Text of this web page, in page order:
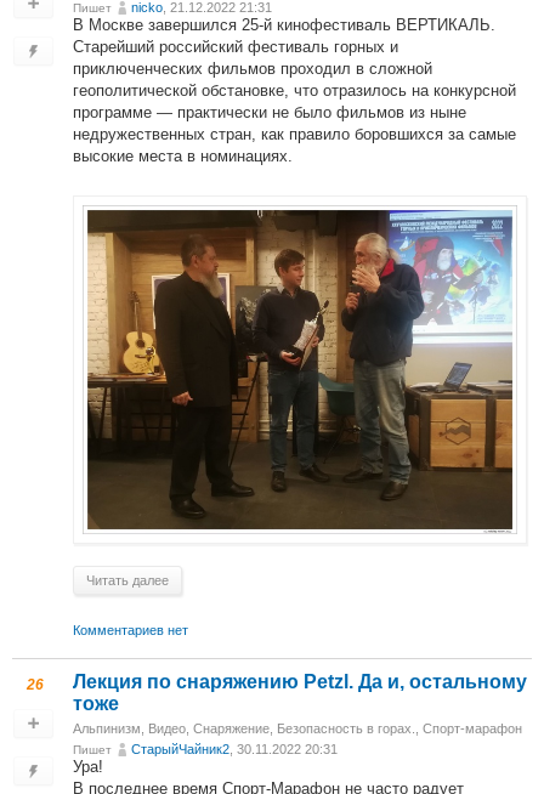
Пишет nicko , 21.12.2022 21:31
В Москве завершился 25-й кинофестиваль ВЕРТИКАЛЬ.
Старейший российский фестиваль горных и
приключенческих фильмов проходил в сложной
геополитической обстановке, что отразилось на конкурсной
программе — практически не было фильмов из ныне
недружественных стран, как правило боровшихся за самые
высокие места в номинациях.
Читать далее
Комментариев нет
26
Лекция по снаряжению Petzl. Да и, остальному
тоже
Альпинизм Видео Снаряжение Безопасность в горах. Спорт-марафон
Пишет СтарыйЧайник2 , 30.11.2022 20:31
Ура!
В последнее время Спорт-Марафон не часто радует